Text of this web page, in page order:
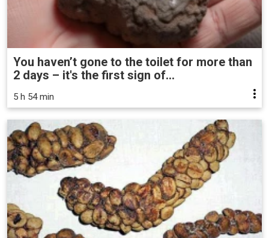
You haven’t gone to the toilet for more than
2 days – it's the first sign of...
5 h 54 min